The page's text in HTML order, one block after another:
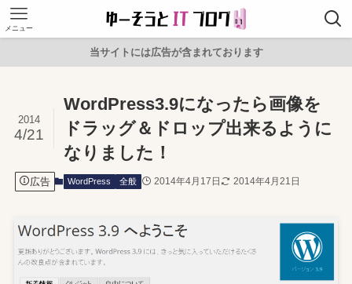
メニュー
当サイトには広告が含まれております
WordPress3.9になったら画像を
ドラッグ＆ドロップ出来るように
なりました！
2014
4/21
広告 WordPress 全般 2014年4月17日 2014年4月21日